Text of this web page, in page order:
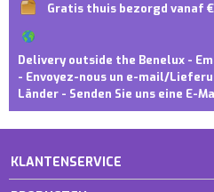
Gratis thuis bezorgd vanaf
Delivery outside the Benelux -
- Envoyez-nous un e-mail/
Länder - Senden Sie uns eine E-
KLANTENSERVICE